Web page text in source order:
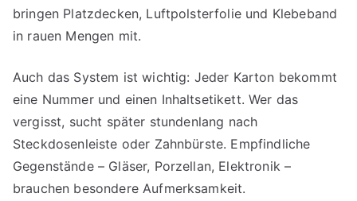
bringen Platzdecken, Luftpolsterfolie und Klebeband
in rauen Mengen mit.
Auch das System ist wichtig: Jeder Karton bekommt
eine Nummer und einen Inhaltsetikett. Wer das
vergisst, sucht später stundenlang nach
Steckdosenleiste oder Zahnbürste. Empfindliche
Gegenstände – Gläser, Porzellan, Elektronik –
brauchen besondere Aufmerksamkeit.